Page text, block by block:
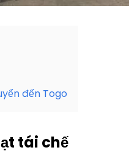
đến Togo
tái chế